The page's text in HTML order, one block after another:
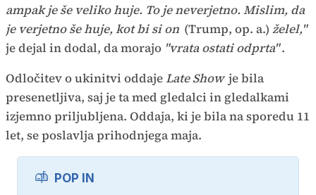
ampak je še veliko huje. To je neverjetno. Mislim, da
je verjetno še huje, kot bi si on (Trump, op. a.) želel,"
je dejal in dodal, da morajo "vrata ostati odprta".
Odločitev o ukinitvi oddajeLate Show je bila
presenetljiva, saj je ta med gledalci in gledalkami
izjemno priljubljena. Oddaja, ki je bila na sporedu 11
let, se poslavlja prihodnjega maja.
POP IN